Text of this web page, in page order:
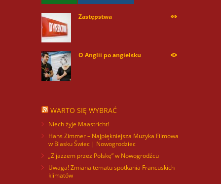
Zastępstwa
O Anglii po angielsku
WARTO SIĘ WYBRAĆ
Niech żyje Maastricht!
Hans Zimmer – Najpiękniejsza Muzyka Filmowa
w Blasku Świec | Nowogrodziec
„Z jazzem przez Polskę” w Nowogrodźcu
Uwaga! Zmiana tematu spotkania Francuskich
klimatów